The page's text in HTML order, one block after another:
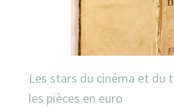
Les stars du cinéma et du
les pièces en euro